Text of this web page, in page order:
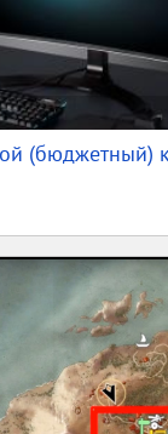
(бюджетный)